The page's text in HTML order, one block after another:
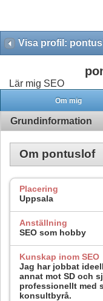
Visa profil:
Lär mig SEO
Om mig
Grundinformation
Om pontuslof
Placering
Uppsala
Anställning
SEO som hobby
Kunskap inom SEO
Jag har jobbat
annat mot SD och
professionellt med
konsultbyrå.